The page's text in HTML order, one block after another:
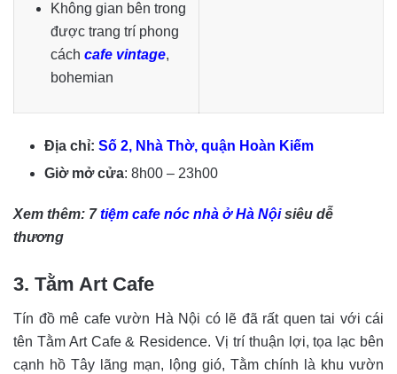
Không gian bên trong
được trang trí phong
cáchcafe vintage,
bohemian
Địa chỉ: Số 2, Nhà Thờ, quận Hoàn Kiếm
Giờ mở cửa: 8h00 – 23h00
Xem thêm: 7tiệm cafe nóc nhà ở Hà Nộisiêu dễ
thương
3. Tằm Art Cafe
Tín đồ mê cafe vườn Hà Nội có lẽ đã rất quen tai với cái
tên Tằm Art Cafe & Residence. Vị trí thuận lợi, tọa lạc bên
cạnh hồ Tây lãng mạn, lộng gió, Tằm chính là khu vườn